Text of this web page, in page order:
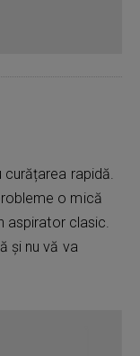
curățarea rapidă.
o mică
aspirator clasic.
și nu vă va